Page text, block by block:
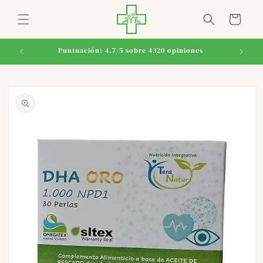
directamente
al contenido
Carrito
Puntuación: 4,7/5 sobre 4320 opiniones
a la
información